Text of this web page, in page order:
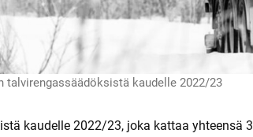
a
l
n
t
talvirengassäädöksistä kaudelle 2022/23
kaudelle 2022/23, joka kattaa